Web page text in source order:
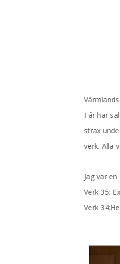
I år har
strax
verk. Alla
Jag var
Verk 35:
Verk